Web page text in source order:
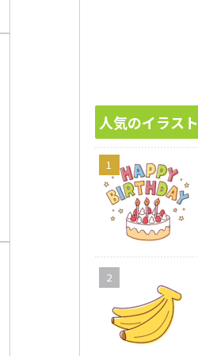
人気のイラスト